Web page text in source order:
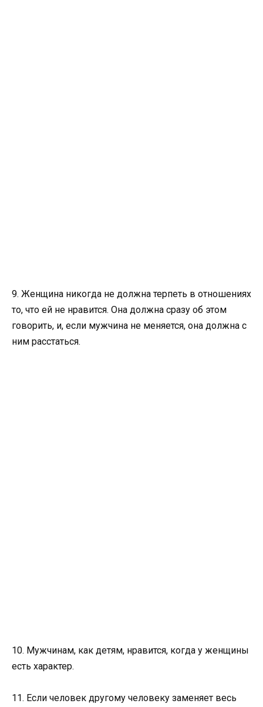
9. Женщина никогда не должна терпеть в отношениях
то, что ей не нравится. Она должна сразу об этом
говорить, и, если мужчина не меняется, она должна с
ним расстаться.
10. Мужчинам, как детям, нравится, когда у женщины
есть характер.
11. Если человек другому человеку заменяет весь